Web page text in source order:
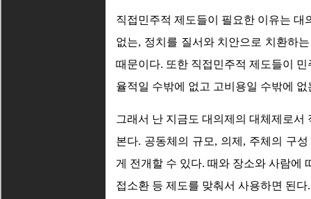
직접민주적 제도들이 필요한 이유는
없는, 정치를 질서와 치안으로 치환하
때문이다. 또한 직접민주적 제도들이
율적일 수밖에 없고 고비용일 수밖에
그래서 난 지금도 대의제의 대체제로
본다. 공동체의 규모, 의제, 주체의 구
게 전개할 수 있다. 때와 장소와 사람에
접소환 등 제도를 맞춰서 사용하면 된다.